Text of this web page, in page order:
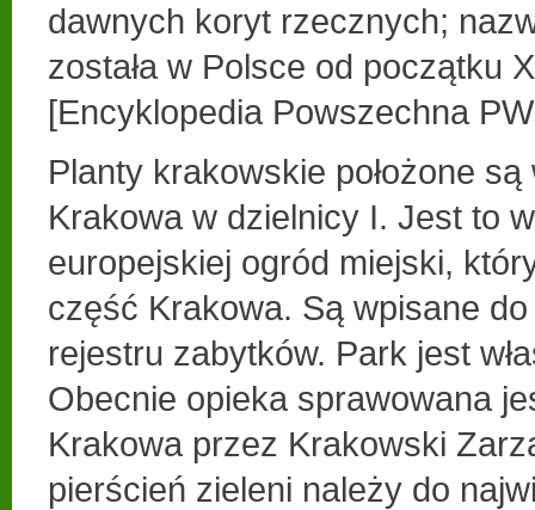
dawnych koryt rzecznych;
została w Polsce od początku
[Encyklopedia Powszechna
Planty krakowskie położone
Krakowa w dzielnicy I. Jest to
europejskiej ogród miejski,
część Krakowa. Są wpisane
rejestru zabytków. Park jest
Obecnie opieka sprawowana
Krakowa przez Krakowski
pierścień zieleni należy do